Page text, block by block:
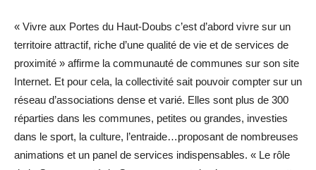
« Vivre aux Portes du Haut-Doubs c’est d’abord vivre sur un
territoire attractif, riche d’une qualité de vie et de services de
proximité » affirme la communauté de communes sur son site
Internet. Et pour cela, la collectivité sait pouvoir compter sur un
réseau d’associations dense et varié. Elles sont plus de 300
réparties dans les communes, petites ou grandes, investies
dans le sport, la culture, l’entraide…proposant de nombreuses
animations et un panel de services indispensables. « Le rôle